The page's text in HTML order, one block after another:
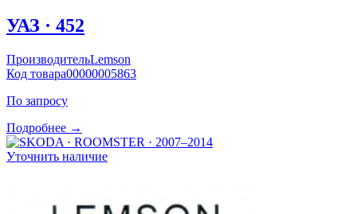
УАЗ · 452
ПроизводительLemson
Код товара00000005863
По запросу
Подробнее →
Уточнить наличие